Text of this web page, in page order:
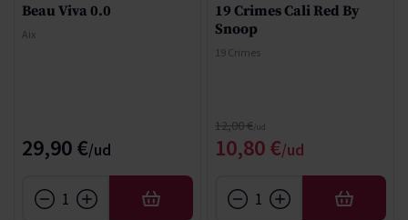
Beau Viva 0.0
Aix
29,90 €
AFEGIR
19 Crimes Cali Red By
Snoop
19 Crimes
Special Price
10,80 €
Regular Price
12,00 €
AFEGIR